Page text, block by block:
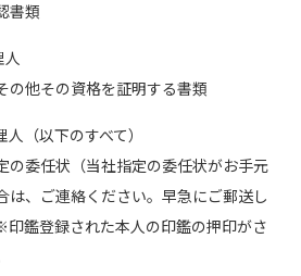
書類
人
の他その資格を証明する書類
人（以下のすべて）
の委任状（当社指定の委任状がお手元
は、ご連絡ください。早急にご郵送し
印鑑登録された本人の印鑑の押印がさ